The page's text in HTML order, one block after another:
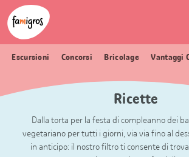
Navigazione
segnalibri
Header
Logo
Escursioni Concorsi Bricolage Vantaggi
Ricette
Dalla torta per la festa di compleanno dei
vegetariano per tutti i giorni, via via fino al
in anticipo: il nostro filtro ti consente di